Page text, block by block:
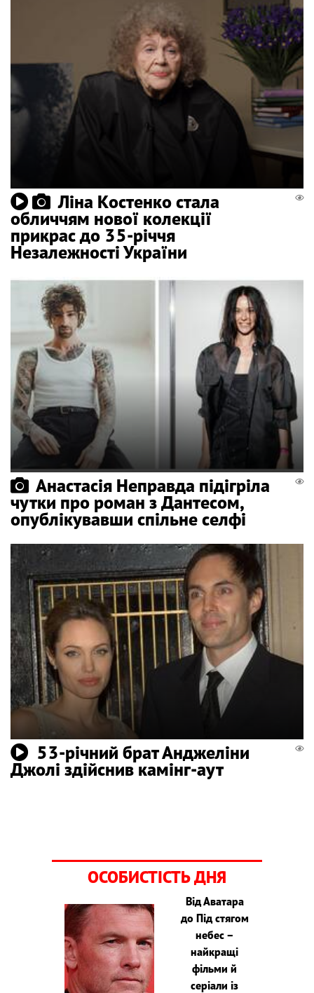
Ліна Костенко стала
обличчям нової колекції
прикрас до 35-річчя
Незалежності України
Анастасія Неправда підігріла
чутки про роман з Дантесом,
опублікувавши спільне селфі
53-річний брат Анджеліни
Джолі здійснив камінг-аут
ОСОБИСТІСТЬ ДНЯ
Від Аватара
до Під стягом
небес –
найкращі
фільми й
серіали із